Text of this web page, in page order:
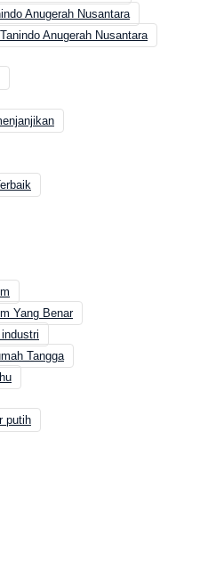
Anugerah Nusantara
Anugerah Nusantara
Yang Benar
Tangga
putih